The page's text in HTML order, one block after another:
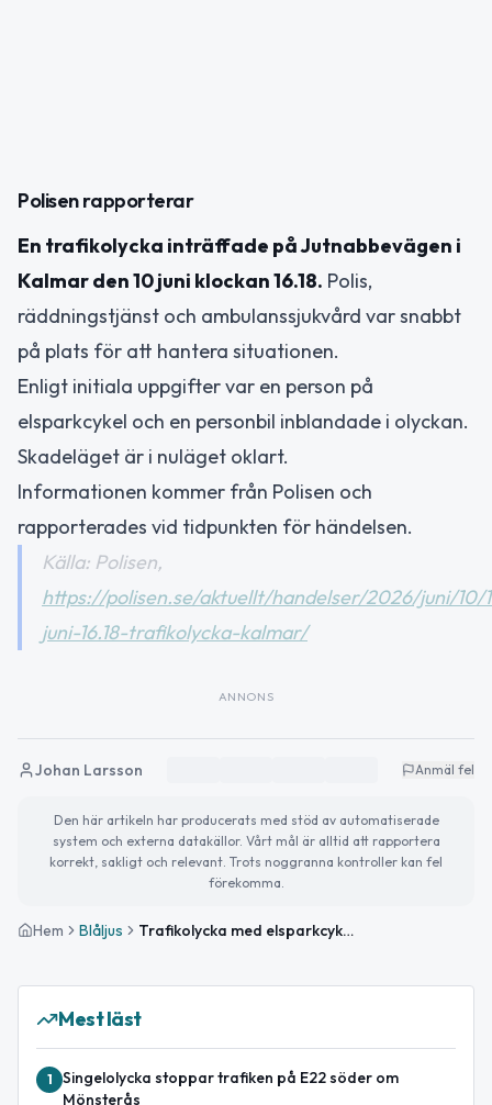
Polisen rapporterar
En trafikolycka inträffade på Jutnabbevägen i
Kalmar den 10 juni klockan 16.18. Polis,
räddningstjänst och ambulanssjukvård var snabbt
på plats för att hantera situationen.
Enligt initiala uppgifter var en person på
elsparkcykel och en personbil inblandade i olyckan.
Skadeläget är i nuläget oklart.
Informationen kommer från Polisen och
rapporterades vid tidpunkten för händelsen.
Källa: Polisen,
https://polisen.se/aktuellt/handelser/2026/juni/10/
juni-16.18-trafikolycka-kalmar/
ANNONS
Johan Larsson Anmäl fel
Den här artikeln har producerats med stöd av automatiserade
system och externa datakällor. Vårt mål är alltid att rapportera
korrekt, sakligt och relevant. Trots noggranna kontroller kan fel
förekomma.
Hem Blåljus Trafikolycka med elsparkcykel och personbil i Kalmar
Mest läst
1
Singelolycka stoppar trafiken på E22 söder om
Mönsterås